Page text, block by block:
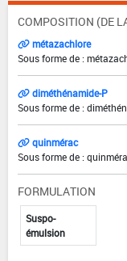
COMPOSITION (DE
métazachlore
Sous forme de :
diméthénamide-P
Sous forme de :
quinmérac
Sous forme de :
FORMULATION
Suspo-
émulsion